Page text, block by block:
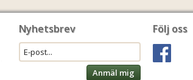
Följ oss
Nyhetsbrev
Anmäl mig